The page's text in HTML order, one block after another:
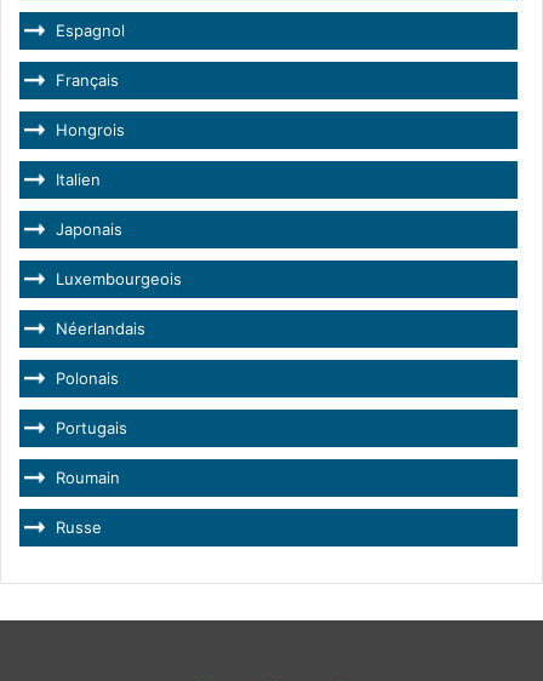
Espagnol
Français
Hongrois
Italien
Japonais
Luxembourgeois
Néerlandais
Polonais
Portugais
Roumain
Russe